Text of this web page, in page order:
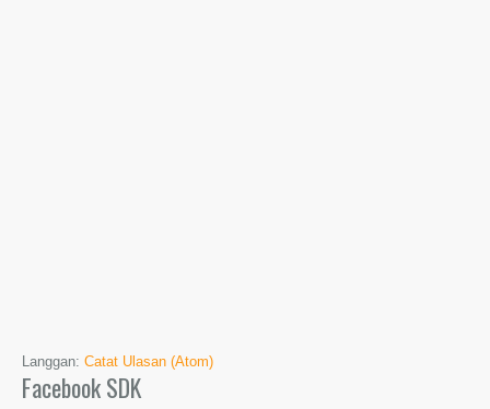
Langgan: Catat Ulasan (Atom)
Facebook SDK